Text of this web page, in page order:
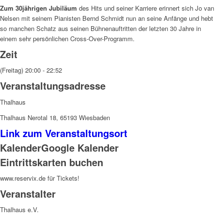
Zum 30jährigen Jubiläum des Hits und seiner Karriere erinnert sich Jo van
Nelsen mit seinem Pianisten Bernd Schmidt nun an seine Anfänge und hebt
so manchen Schatz aus seinen Bühnenauftritten der letzten 30 Jahre in
einem sehr persönlichen Cross-Over-Programm.
Zeit
(Freitag) 20:00 - 22:52
Veranstaltungsadresse
Thalhaus
Thalhaus Nerotal 18, 65193 Wiesbaden
Link zum Veranstaltungsort
KalenderGoogle Kalender
Eintrittskarten buchen
www.reservix.de für Tickets!
Veranstalter
Thalhaus e.V.